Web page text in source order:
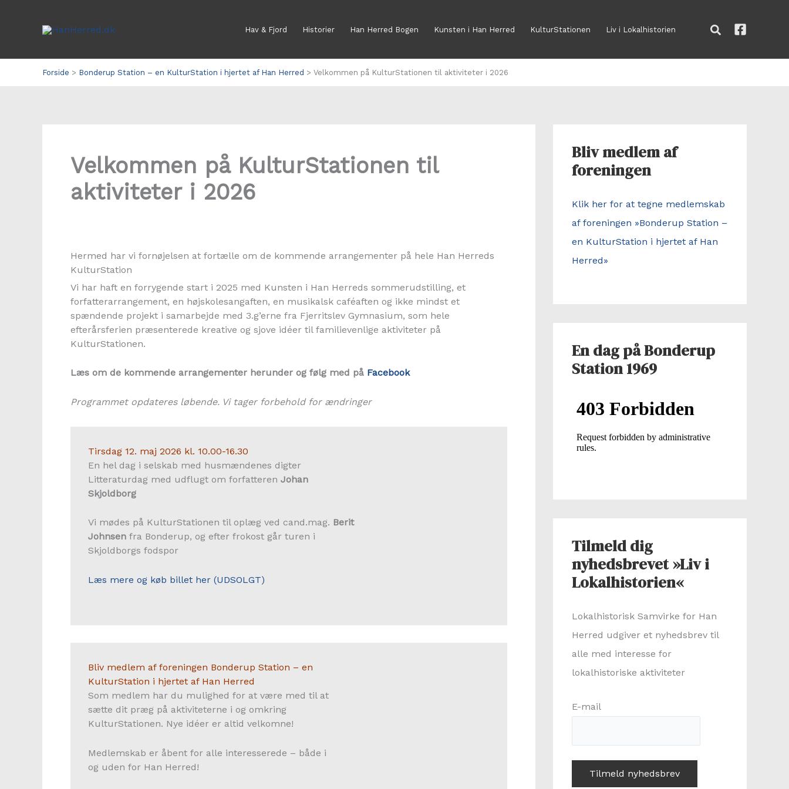
Hav & Fjord Historier Han Herred Bogen Kunsten i Han Herred KulturStationen Liv i Lokalhistorien Søg
Forside Bonderup Station – en KulturStation i hjertet af Han Herred Velkommen på KulturStationen til aktiviteter i 2026
Velkommen på KulturStationen til
aktiviteter i 2026
Hermed har vi fornøjelsen at fortælle om de kommende arrangementer på hele Han Herreds
KulturStation
Vi har haft en forrygende start i 2025 med Kunsten i Han Herreds sommerudstilling, et
forfatterarrangement, en højskolesangaften, en musikalsk caféaften og ikke mindst et
spændende projekt i samarbejde med 3.g’erne fra Fjerritslev Gymnasium, som hele
efterårsferien præsenterede kreative og sjove idéer til familievenlige aktiviteter på
KulturStationen.
Læs om de kommende arrangementer herunder og følg med på Facebook
Programmet opdateres løbende. Vi tager forbehold for ændringer
Tirsdag 12. maj 2026 kl. 10.00-16.30
En hel dag i selskab med husmændenes digter
Litteraturdag med udflugt om forfatteren Johan
Skjoldborg
Vi mødes på KulturStationen til oplæg ved cand.mag. Berit
Johnsen fra Bonderup, og efter frokost går turen i
Skjoldborgs fodspor
Læs mere og køb billet her (UDSOLGT)
Bliv medlem af foreningen Bonderup Station – en
KulturStation i hjertet af Han Herred
Som medlem har du mulighed for at være med til at
sætte dit præg på aktiviteterne i og omkring
KulturStationen. Nye idéer er altid velkomne!
Medlemskab er åbent for alle interesserede – både i
og uden for Han Herred!
Bliv medlem af
foreningen
Klik her for at tegne medlemskab
af foreningen »Bonderup Station –
en KulturStation i hjertet af Han
Herred»
En dag på Bonderup
Station 1969
Tilmeld dig
nyhedsbrevet »Liv i
Lokalhistorien«
Lokalhistorisk Samvirke for Han
Herred udgiver et nyhedsbrev til
alle med interesse for
lokalhistoriske aktiviteter
E-mail